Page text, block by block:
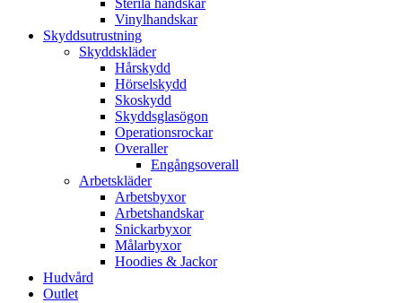
Sterila handskar
Vinylhandskar
Skyddsutrustning
Skyddskläder
Hårskydd
Hörselskydd
Skoskydd
Skyddsglasögon
Operationsrockar
Overaller
Engångsoverall
Arbetskläder
Arbetsbyxor
Arbetshandskar
Snickarbyxor
Målarbyxor
Hoodies & Jackor
Hudvård
Outlet